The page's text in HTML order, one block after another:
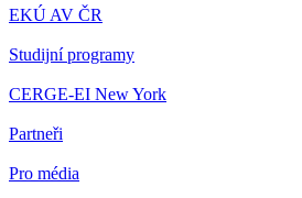
EKÚ AV ČR
Studijní programy
CERGE-EI New York
Partneři
Pro média